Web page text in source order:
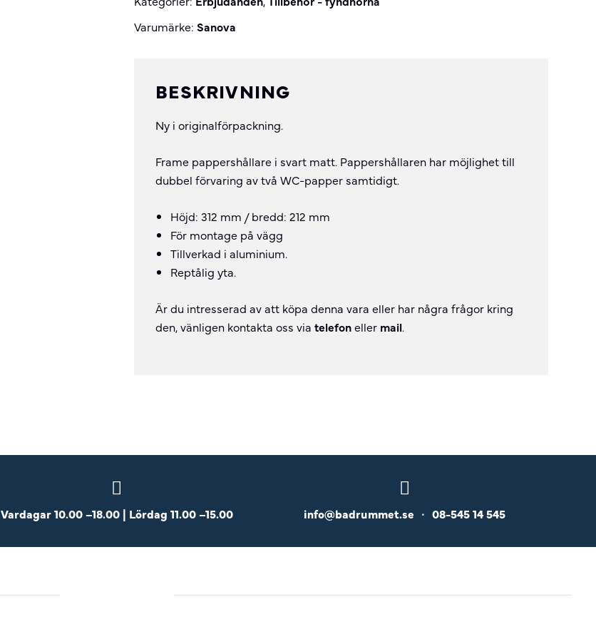
Varumärke:Sanova
BESKRIVNING
Ny i originalförpackning.
Frame pappershållare i svart matt. Pappershållaren har möjlighet till
dubbel förvaring av två WC-papper samtidigt.
Höjd: 312 mm / bredd: 212 mm
För montage på vägg
Tillverkad i aluminium.
Reptålig yta.
Är du intresserad av att köpa denna vara eller har några frågor kring
den, vänligen kontakta oss viatelefoneller mail.
Vardagar 10.00 –18.00 | Lördag 11.00 –15.00 info@badrummet.se • 08-545 14 545